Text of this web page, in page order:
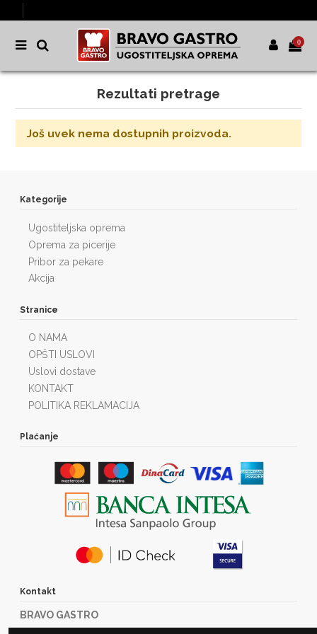
0
Rezultati pretrage
Još uvek nema dostupnih proizvoda.
Kategorije
Ugostiteljska oprema
Oprema za picerije
Pribor za pekare
Akcija
Stranice
O NAMA
OPŠTI USLOVI
Uslovi dostave
KONTAKT
POLITIKA REKLAMACIJA
Plaćanje
Kontakt
BRAVO GASTRO